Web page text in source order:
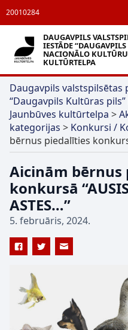
20010284
DAUGAVPILS
IESTĀDE
NACIONĀLO
KULTŪRTELPA
Daugavpils valstspilsētas
“Daugavpils Kultūras
Jaunbūves kultūrtelpa >
kategorijas > Konkursi /
bērnus piedalīties
Aicinām bērnus
konkursā
ASTES…”
5. februāris, 2024.